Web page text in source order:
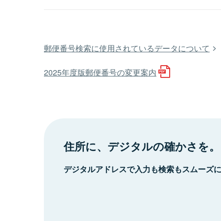
郵便番号検索に使用されているデータについて
2025年度版郵便番号の変更案内
住所に、デジタルの確かさを。
デジタルアドレスで入力も検索もスムーズ